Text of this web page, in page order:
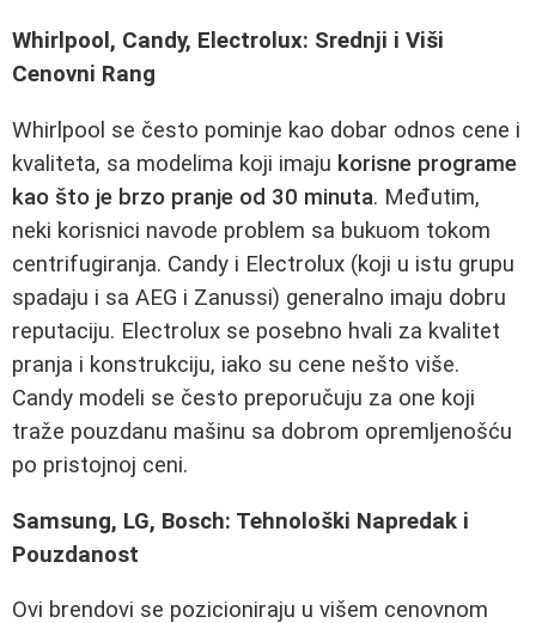
Whirlpool, Candy, Electrolux: Srednji i Viši
Cenovni Rang
Whirlpool se često pominje kao dobar odnos cene i
kvaliteta, sa modelima koji imaju korisne programe
kao što je brzo pranje od 30 minuta. Međutim,
neki korisnici navode problem sa bukuom tokom
centrifugiranja. Candy i Electrolux (koji u istu grupu
spadaju i sa AEG i Zanussi) generalno imaju dobru
reputaciju. Electrolux se posebno hvali za kvalitet
pranja i konstrukciju, iako su cene nešto više.
Candy modeli se često preporučuju za one koji
traže pouzdanu mašinu sa dobrom opremljenošću
po pristojnoj ceni.
Samsung, LG, Bosch: Tehnološki Napredak i
Pouzdanost
Ovi brendovi se pozicioniraju u višem cenovnom